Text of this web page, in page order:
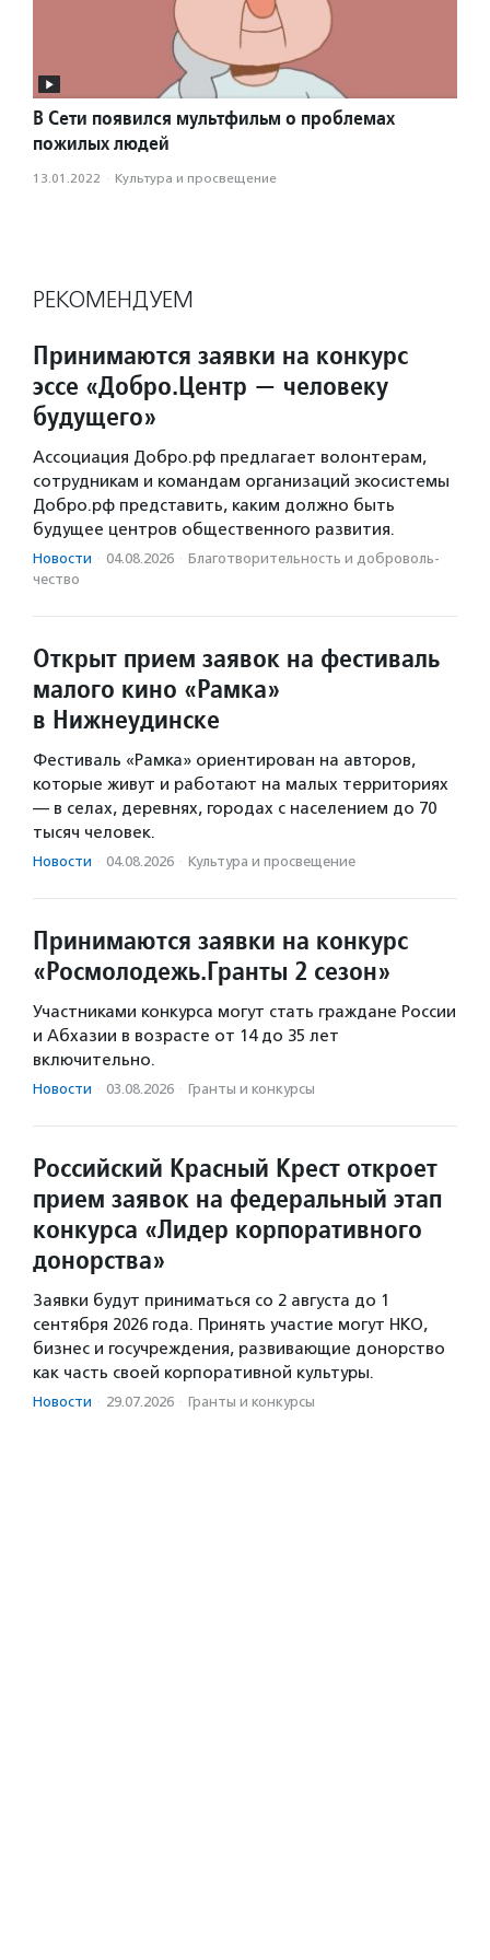
В Сети появился мультфильм о проблемах
пожилых людей
13.01.2022 · Культура и просвещение
РЕКОМЕНДУЕМ
Принимаются заявки на конкурс
эссе «Добро.Центр — человеку
будущего»
Ассоциация Добро.рф предлагает волонтерам,
сотрудникам и командам организаций экосистемы
Добро.рф представить, каким должно быть
будущее центров общественного развития.
Новости · 04.08.2026 · Благотвори­тель­ность и доброволь­
чест­во
Открыт прием заявок на фестиваль
малого кино «Рамка»
в Нижнеудинске
Фестиваль «Рамка» ориентирован на авторов,
которые живут и работают на малых территориях
— в селах, деревнях, городах с населением до 70
тысяч человек.
Новости · 04.08.2026 · Культура и просвещение
Принимаются заявки на конкурс
«Росмолодежь.Гранты 2 сезон»
Участниками конкурса могут стать граждане России
и Абхазии в возрасте от 14 до 35 лет
включительно.
Новости · 03.08.2026 · Гранты и конкурсы
Российский Красный Крест откроет
прием заявок на федеральный этап
конкурса «Лидер корпоративного
донорства»
Заявки будут приниматься со 2 августа до 1
сентября 2026 года. Принять участие могут НКО,
бизнес и госучреждения, развивающие донорство
как часть своей корпоративной культуры.
Новости · 29.07.2026 · Гранты и конкурсы